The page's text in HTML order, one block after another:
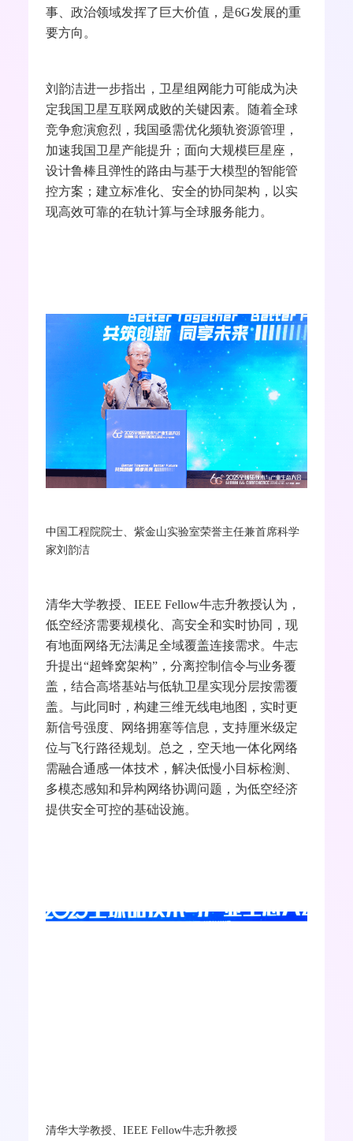
事、政治领域发挥了巨大价值，是6G发展的重
要方向。
刘韵洁进一步指出，卫星组网能力可能成为决
定我国卫星互联网成败的关键因素。随着全球
竞争愈演愈烈，我国亟需优化频轨资源管理，
加速我国卫星产能提升；面向大规模巨星座，
设计鲁棒且弹性的路由与基于大模型的智能管
控方案；建立标准化、安全的协同架构，以实
现高效可靠的在轨计算与全球服务能力。
中国工程院院士、紫金山实验室荣誉主任兼首席科学
家刘韵洁
清华大学教授、IEEE Fellow牛志升教授认为，
低空经济需要规模化、高安全和实时协同，现
有地面网络无法满足全域覆盖连接需求。牛志
升提出“超蜂窝架构”，分离控制信令与业务覆
盖，结合高塔基站与低轨卫星实现分层按需覆
盖。与此同时，构建三维无线电地图，实时更
新信号强度、网络拥塞等信息，支持厘米级定
位与飞行路径规划。总之，空天地一体化网络
需融合通感一体技术，解决低慢小目标检测、
多模态感知和异构网络协调问题，为低空经济
提供安全可控的基础设施。
清华大学教授、IEEE Fellow牛志升教授